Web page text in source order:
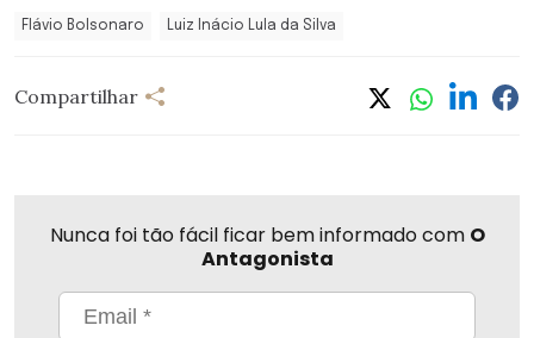
Flávio Bolsonaro Luiz Inácio Lula da Silva
Compartilhar
Nunca foi tão fácil ficar bem informado com O
Antagonista